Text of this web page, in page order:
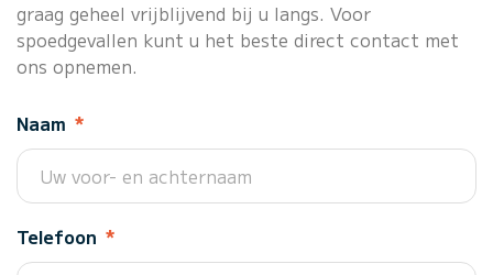
graag geheel vrijblijvend bij u langs. Voor
spoedgevallen kunt u het beste direct contact met
ons opnemen.
Naam *
Telefoon *